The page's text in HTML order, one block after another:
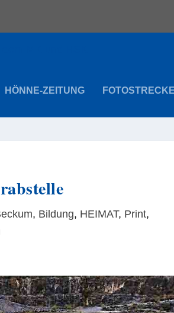
HÖNNE-ZEITUNG FOTOSTRECKE
, Bildung, HEIMAT, Print,